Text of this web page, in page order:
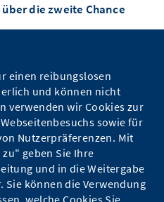
die zweite Chance
von Miele mit einer
mit
einen reibungslosen
und können nicht
verwenden wir Cookies zur
sowie für
Nutzerpräferenzen. Mit
geben Sie Ihre
und in die Weitergabe
können die Verwendung
welche Cookies Sie